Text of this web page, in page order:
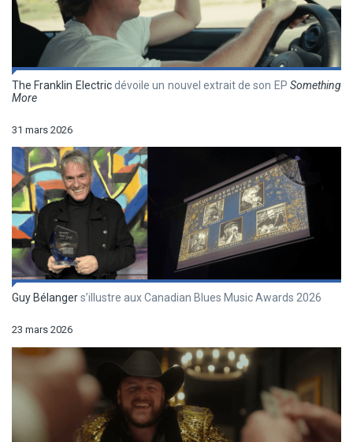
The Franklin Electricdévoile un nouvel extrait de son EPSomething
More
31 mars 2026
Guy Bélangers’illustre aux Canadian Blues Music Awards 2026
23 mars 2026